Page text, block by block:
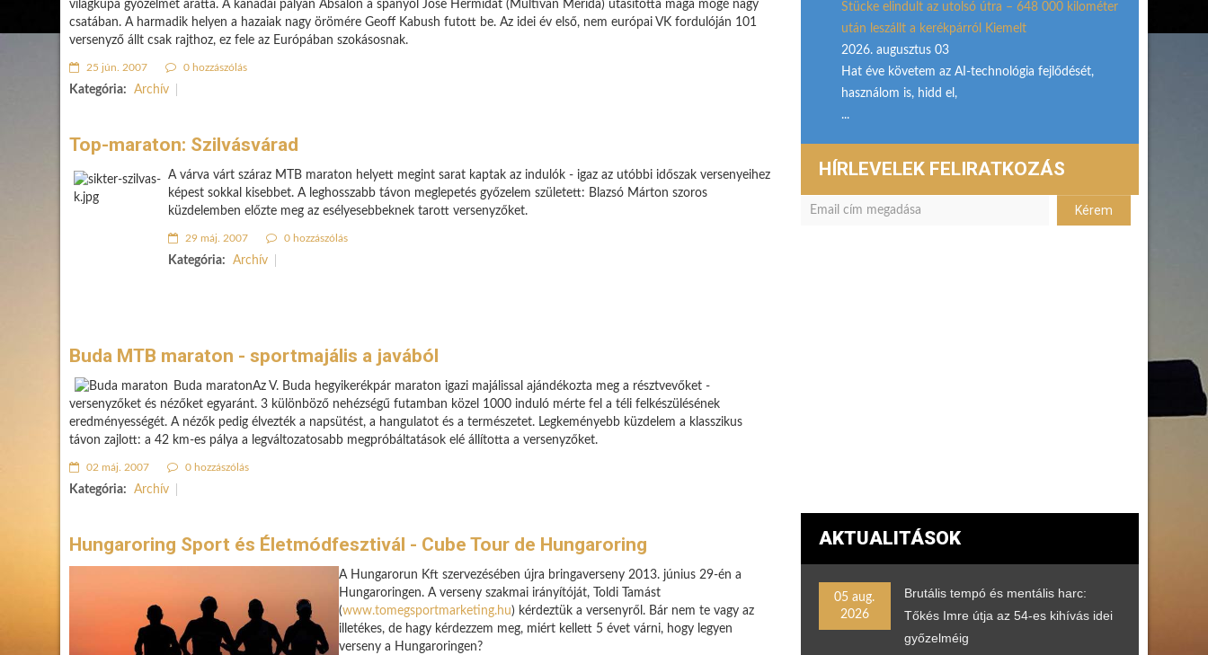
világkupa győzelmét aratta. A kanadai pályán Absalon a spanyol Jose Hermidát (Multivan Merida) utasította maga mögé nagy
csatában. A harmadik helyen a hazaiak nagy örömére Geoff Kabush futott be. Az idei év első, nem európai VK fordulóján 101
versenyző állt csak rajthoz, ez fele az Európában szokásosnak.
25 jún. 2007 0 hozzászólás
Kategória: Archív
Top-maraton: Szilvásvárad
A várva várt száraz MTB maraton helyett megint sarat kaptak az indulók - igaz az utóbbi időszak versenyeihez
képest sokkal kisebbet. A leghosszabb távon meglepetés győzelem született: Blazsó Márton szoros
küzdelemben előzte meg az esélyesebbeknek tarott versenyzőket.
29 máj. 2007 0 hozzászólás
Kategória: Archív
Buda MTB maraton - sportmajális a javából
Buda maratonAz V. Buda hegyikerékpár maraton igazi majálissal ajándékozta meg a résztvevőket -
versenyzőket és nézőket egyaránt. 3 különböző nehézségű futamban közel 1000 induló mérte fel a téli felkészülésének
eredményességét. A nézők pedig élvezték a napsütést, a hangulatot és a természetet. Legkeményebb küzdelem a klasszikus
távon zajlott: a 42 km-es pálya a legváltozatosabb megpróbáltatások elé állította a versenyzőket.
02 máj. 2007 0 hozzászólás
Kategória: Archív
Hungaroring Sport és Életmódfesztivál - Cube Tour de Hungaroring
A Hungarorun Kft szervezésében újra bringaverseny 2013. június 29-én a
Hungaroringen. A verseny szakmai irányítóját, Toldi Tamást
(www.tomegsportmarketing.hu) kérdeztük a versenyről. Bár nem te vagy az
illetékes, de hagy kérdezzem meg, miért kellett 5 évet várni, hogy legyen
verseny a Hungaroringen?
Stücke elindult az utolsó útra – 648 000 kilométer
után leszállt a kerékpárról Kiemelt
2026. augusztus 03
Hat éve követem az AI-technológia fejlődését,
használom is, hidd el,
...
HÍRLEVELEK FELIRATKOZÁS
AKTUALITÁSOK
05 aug.
2026
Brutális tempó és mentális harc:
Tőkés Imre útja az 54-es kihívás idei
győzelméig